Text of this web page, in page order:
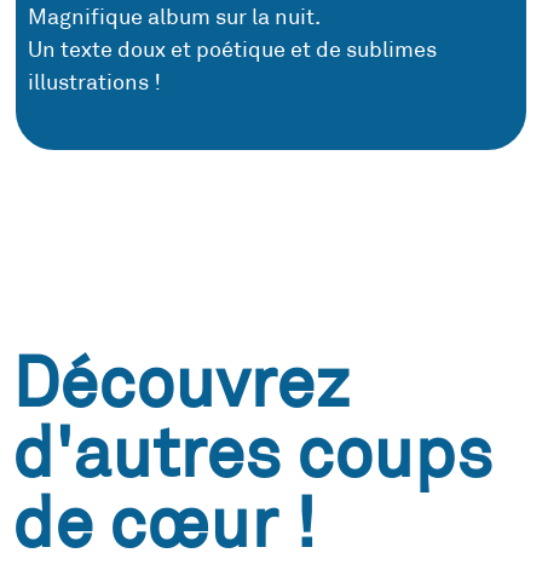
Magnifique album sur la nuit.
Un texte doux et poétique et de sublimes
illustrations !
Découvrez
d'autres coups
de cœur !